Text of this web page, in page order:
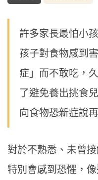
許多家長最怕小
孩子對食物感到
症」而不敢吃，
了避免養出挑食
向食物恐新症說再
對於不熟悉、未曾
特別會感到恐懼，